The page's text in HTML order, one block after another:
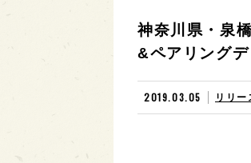
神奈川県・泉
&ペアリング
2019.03.05 リリー